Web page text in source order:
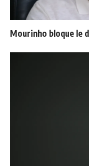
Mourinho bloque le